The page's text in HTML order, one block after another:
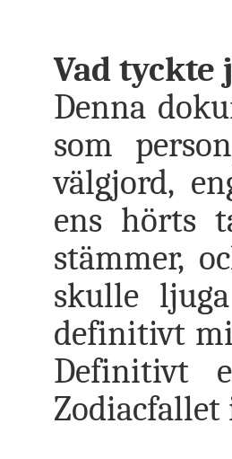
Vad tyckte
Denna
som
välgjord,
ens hörts
stämmer,
skulle
definitivt
Definitivt
Zodiacfallet